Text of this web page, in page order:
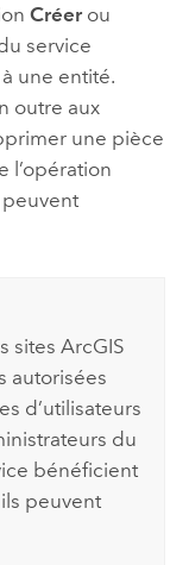
Créerou
service
une entité.
outre aux
une pièce
l’opération
sitesArcGIS
autorisées
d’utilisateurs
du
bénéficient
peuvent